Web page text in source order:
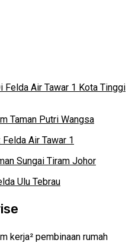
Felda Air Tawar 1 Kota Tinggi
Taman Putri Wangsa
Air Tawar 1
Sungai Tiram Johor
Ulu Tebrau
kerja² pembinaan rumah